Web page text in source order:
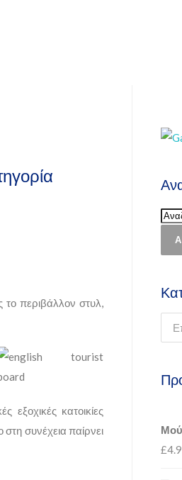
το περιβάλλον στυλ,
εξοχικές κατοικίες
συνέχεια παίρνει
£